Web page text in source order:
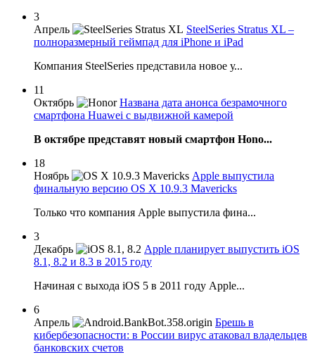
3
Апрель
SteelSeries Stratus XL –
полноразмерный геймпад для iPhone и iPad
Компания SteelSeries представила новое у...
11
Октябрь
Названа дата анонса безрамочного
смартфона Huawei с выдвижной камерой
В октябре представят новый смартфон Hono...
18
Ноябрь
Apple выпустила
финальную версию OS X 10.9.3 Mavericks
Только что компания Apple выпустила фина...
3
Декабрь
Apple планирует выпустить iOS
8.1, 8.2 и 8.3 в 2015 году
Начиная с выхода iOS 5 в 2011 году Apple...
6
Апрель
Брешь в
кибербезопасности: в России вирус атаковал владельцев
банковских счетов